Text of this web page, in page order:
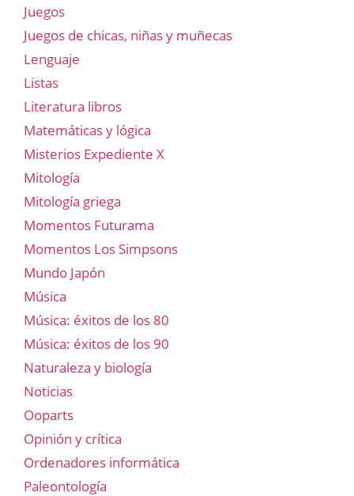
Juegos
Juegos de chicas, niñas y muñecas
Lenguaje
Listas
Literatura libros
Matemáticas y lógica
Misterios Expediente X
Mitología
Mitología griega
Momentos Futurama
Momentos Los Simpsons
Mundo Japón
Música
Música: éxitos de los 80
Música: éxitos de los 90
Naturaleza y biología
Noticias
Ooparts
Opinión y crítica
Ordenadores informática
Paleontología